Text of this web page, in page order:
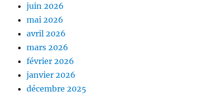
juin 2026
mai 2026
avril 2026
mars 2026
février 2026
janvier 2026
décembre 2025